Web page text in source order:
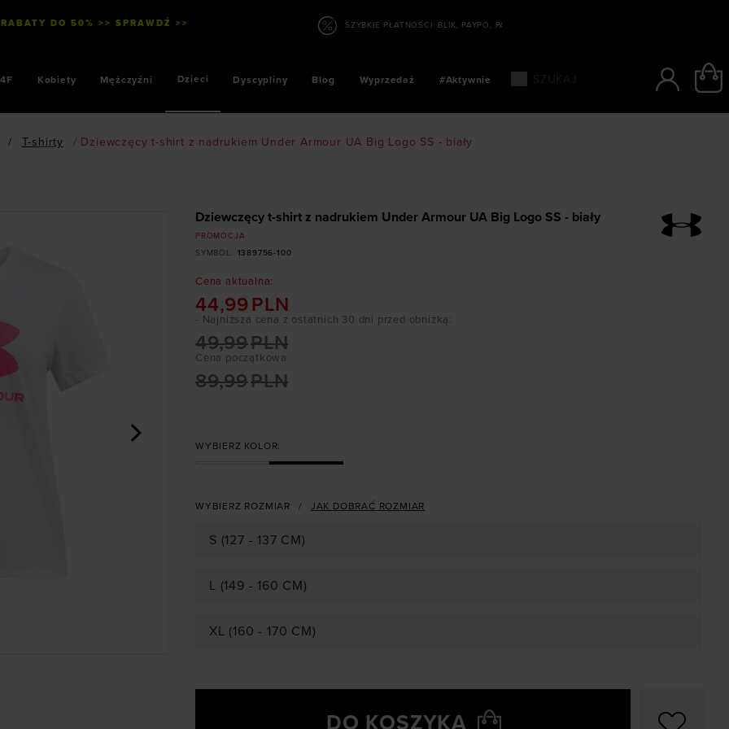
DO 50% >> SPRAWDŹ >> SZYBKIE PŁATNOŚCI: BLIK, PAYPO, PAYU
4F Kobiety Mężczyźni Dzieci Dyscypliny Blog Wyprzedaż #Aktywnie
/ T-shirty / Dziewczęcy t-shirt z nadrukiem Under Armour UA Big Logo SS - biały
Dziewczęcy t-shirt z nadrukiem Under Armour UA Big Logo SS - biały
PROMOCJA
SYMBOL
1389756-100
Cena aktualna:
44,99 PLN
Cena początkowa
89,99PLN
49,99PLN
- Najniższa cena z ostatnich 30 dni przed obniżką:
WYBIERZ KOLOR:
WYBIERZ ROZMIAR JAK DOBRAĆ ROZMIAR
S (127 - 137 CM)
L (149 - 160 CM)
XL (160 - 170 CM)
DO KOSZYKA